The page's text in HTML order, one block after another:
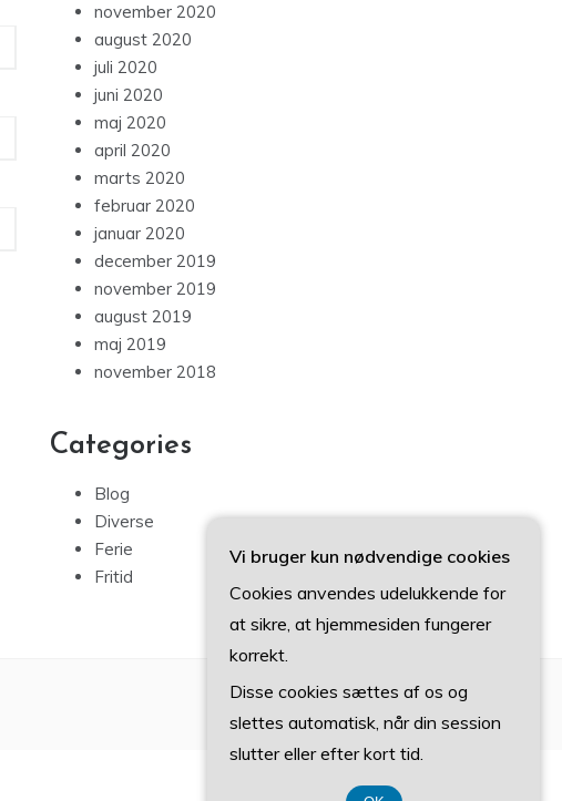
november 2020
august 2020
juli 2020
juni 2020
maj 2020
april 2020
marts 2020
februar 2020
januar 2020
december 2019
november 2019
august 2019
maj 2019
november 2018
Categories
Blog
Diverse
Ferie
Fritid
Vi bruger kun nødvendige cookies
Cookies anvendes udelukkende for
at sikre, at hjemmesiden fungerer
korrekt.
Disse cookies sættes af os og
slettes automatisk, når din session
slutter eller efter kort tid.